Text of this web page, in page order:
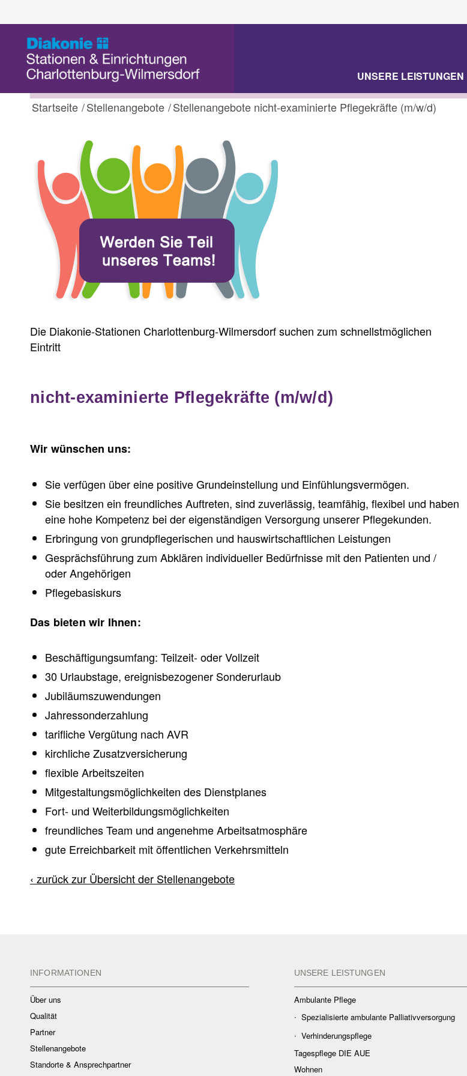
UNSERE LEISTUNGEN
Startseite /Stellenangebote /Stellenangebote nicht-examinierte Pflegekräfte (m/w/d)
Die Diakonie-Stationen Charlottenburg-Wilmersdorf suchen zum schnellstmöglichen
Eintritt
nicht-examinierte Pflegekräfte (m/w/d)
Wir wünschen uns:
Sie verfügen über eine positive Grundeinstellung und Einfühlungsvermögen.
Sie besitzen ein freundliches Auftreten, sind zuverlässig, teamfähig, flexibel und haben
eine hohe Kompetenz bei der eigenständigen Versorgung unserer Pflegekunden.
Erbringung von grundpflegerischen und hauswirtschaftlichen Leistungen
Gesprächsführung zum Abklären individueller Bedürfnisse mit den Patienten und /
oder Angehörigen
Pflegebasiskurs
Das bieten wir Ihnen:
Beschäftigungsumfang: Teilzeit- oder Vollzeit
30 Urlaubstage, ereignisbezogener Sonderurlaub
Jubiläumszuwendungen
Jahressonderzahlung
tarifliche Vergütung nach AVR
kirchliche Zusatzversicherung
flexible Arbeitszeiten
Mitgestaltungsmöglichkeiten des Dienstplanes
Fort- und Weiterbildungsmöglichkeiten
freundliches Team und angenehme Arbeitsatmosphäre
gute Erreichbarkeit mit öffentlichen Verkehrsmitteln
‹ zurück zur Übersicht der Stellenangebote
INFORMATIONEN
Über uns
Qualität
Partner
Stellenangebote
Standorte & Ansprechpartner
UNSERE LEISTUNGEN
Ambulante Pflege
Spezialisierte ambulante Palliativversorgung
Verhinderungspflege
Tagespflege DIE AUE
Wohnen